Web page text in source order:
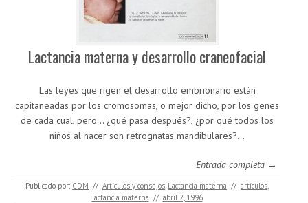
Lactancia materna y desarrollo craneofacial
Las leyes que rigen el desarrollo embrionario están
capitaneadas por los cromosomas, o mejor dicho, por los genes
de cada cual, pero… ¿qué pasa después?, ¿por qué todos los
niños al nacer son retrognatas mandibulares?…
Entrada completa →
Publicado por: CDM // Artículos y consejos, Lactancia materna // artículos,
lactancia materna // abril 2, 1996